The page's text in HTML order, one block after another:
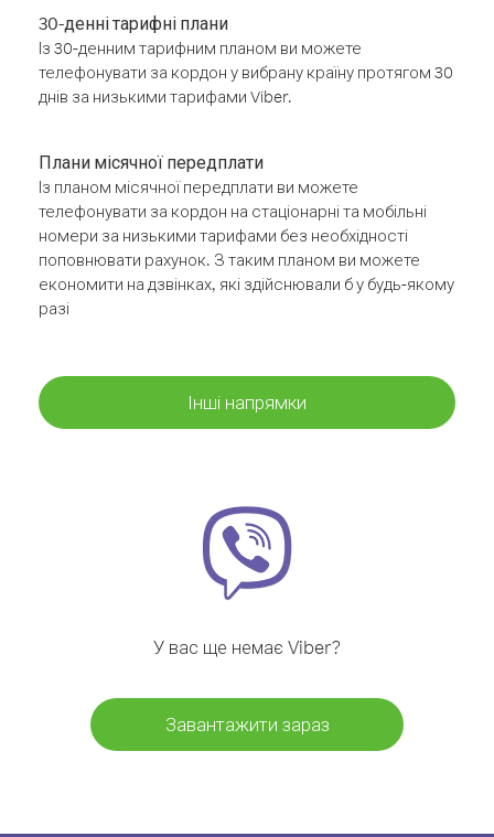
30-денні тарифні плани
Із 30-денним тарифним планом ви можете
телефонувати за кордон у вибрану країну протягом 30
днів за низькими тарифами Viber.
Плани місячної передплати
Із планом місячної передплати ви можете
телефонувати за кордон на стаціонарні та мобільні
номери за низькими тарифами без необхідності
поповнювати рахунок. З таким планом ви можете
економити на дзвінках, які здійснювали б у будь-якому
разі
Інші напрямки
У вас ще немає Viber?
Завантажити зараз